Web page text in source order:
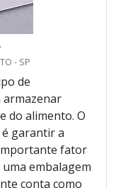
- SP
de
armazenar
do alimento. O
garantir a
fator
embalagem
conta como